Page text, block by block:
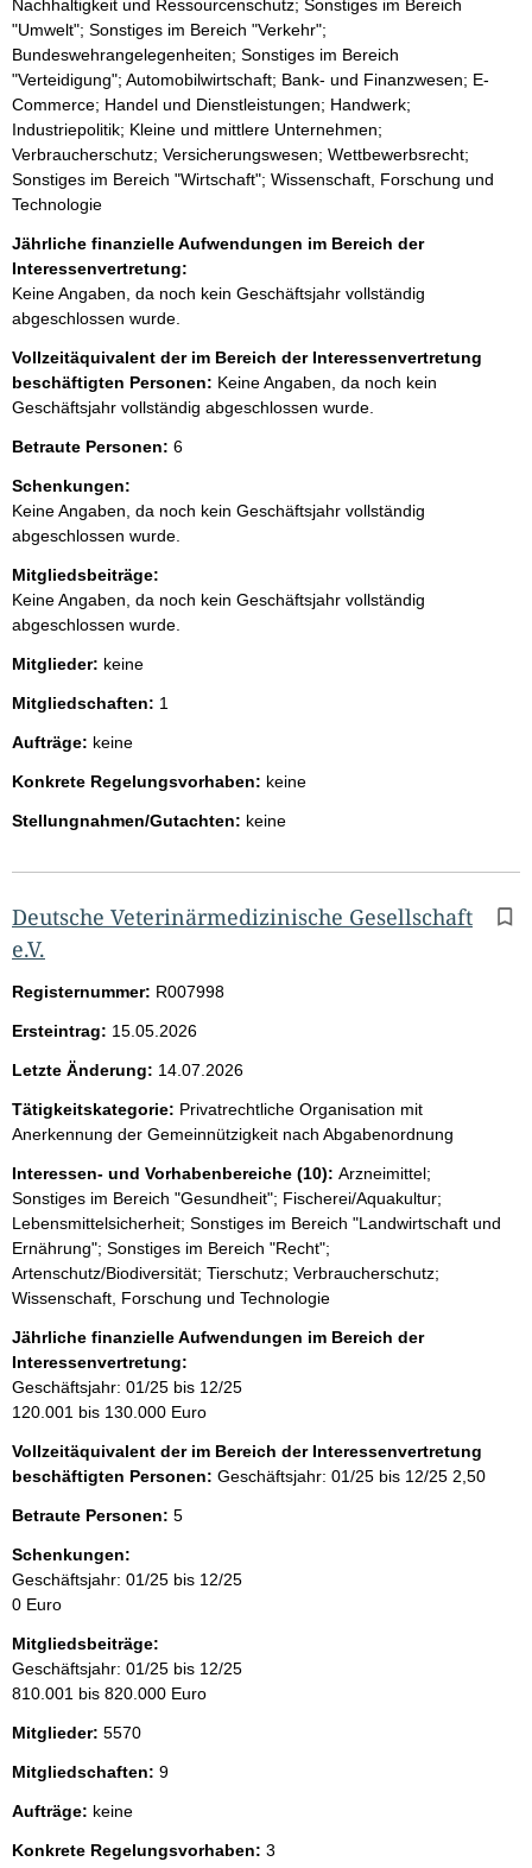
Nachhaltigkeit und Ressourcenschutz; Sonstiges im Bereich
"Umwelt"; Sonstiges im Bereich "Verkehr";
Bundeswehrangelegenheiten; Sonstiges im Bereich
"Verteidigung"; Automobilwirtschaft; Bank- und Finanzwesen; E-
Commerce; Handel und Dienstleistungen; Handwerk;
Industriepolitik; Kleine und mittlere Unternehmen;
Verbraucherschutz; Versicherungswesen; Wettbewerbsrecht;
Sonstiges im Bereich "Wirtschaft"; Wissenschaft, Forschung und
Technologie
Jährliche finanzielle Aufwendungen im Bereich der
Interessenvertretung:
Keine Angaben, da noch kein Geschäftsjahr vollständig
abgeschlossen wurde.
Vollzeitäquivalent der im Bereich der Interessenvertretung
beschäftigten Personen: Keine Angaben, da noch kein
Geschäftsjahr vollständig abgeschlossen wurde.
Betraute Personen: 6
Schenkungen:
Keine Angaben, da noch kein Geschäftsjahr vollständig
abgeschlossen wurde.
Mitgliedsbeiträge:
Keine Angaben, da noch kein Geschäftsjahr vollständig
abgeschlossen wurde.
Mitglieder: keine
Mitgliedschaften: 1
Aufträge: keine
Konkrete Regelungsvorhaben: keine
Stellungnahmen/Gutachten: keine
Deutsche Veterinärmedizinische Gesellschaft
e.V.
Registernummer: R007998
Ersteintrag: 15.05.2026
Letzte Änderung: 14.07.2026
Tätigkeitskategorie: Privatrechtliche Organisation mit
Anerkennung der Gemeinnützigkeit nach Abgabenordnung
Interessen- und Vorhabenbereiche (10): Arzneimittel;
Sonstiges im Bereich "Gesundheit"; Fischerei/Aquakultur;
Lebensmittelsicherheit; Sonstiges im Bereich "Landwirtschaft und
Ernährung"; Sonstiges im Bereich "Recht";
Artenschutz/Biodiversität; Tierschutz; Verbraucherschutz;
Wissenschaft, Forschung und Technologie
Jährliche finanzielle Aufwendungen im Bereich der
Interessenvertretung:
Geschäftsjahr: 01/25 bis 12/25
120.001 bis 130.000 Euro
Vollzeitäquivalent der im Bereich der Interessenvertretung
beschäftigten Personen: Geschäftsjahr: 01/25 bis 12/25 2,50
Betraute Personen: 5
Schenkungen:
Geschäftsjahr: 01/25 bis 12/25
0 Euro
Mitgliedsbeiträge:
Geschäftsjahr: 01/25 bis 12/25
810.001 bis 820.000 Euro
Mitglieder: 5570
Mitgliedschaften: 9
Aufträge: keine
Konkrete Regelungsvorhaben: 3